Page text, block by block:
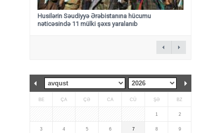
Husilərin Səudiyyə Ərəbistanına hücumu
nəticəsində 11 mülki şəxs yaralanıb
BE ÇA ÇƏ CA CÜ ŞƏ BZ
1 2
3 4 5 6 7 8 9